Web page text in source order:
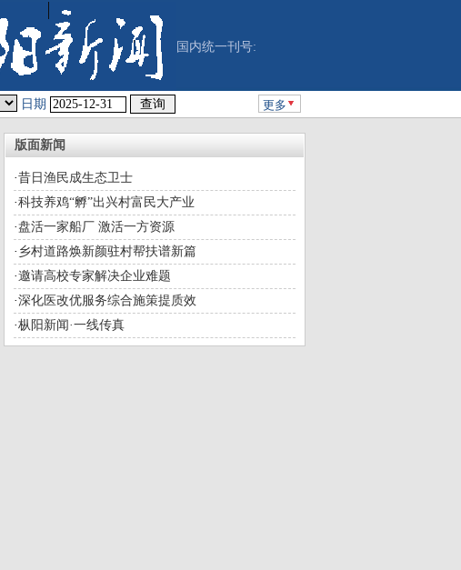
国内统一刊号:
日期 更多
版面新闻
·昔日渔民成生态卫士
·科技养鸡“孵”出兴村富民大产业
·盘活一家船厂 激活一方资源
· 乡村道路焕新颜驻村帮扶谱新篇
·邀请高校专家解决企业难题
·深化医改优服务综合施策提质效
·枞阳新闻·一线传真